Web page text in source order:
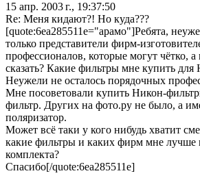
15 апр. 2003 г., 19:37:50
Re: Меня кидают?! Но куда???
[quote:6ea285511e="арамо"]Ребята,
только представители фирм-
профессионалов, которые могут чётко, а
сказать? Какие фильтры мне купить
Неужели не осталось порядочных
Мне посоветовали купить Никон-
фильтр. Других на фото.ру не было, а
поляризатор.
Может всё таки у кого нибудь хватит
какие фильтры и каких фирм мне лучше
комплекта?
Спасибо[/quote:6ea285511e]